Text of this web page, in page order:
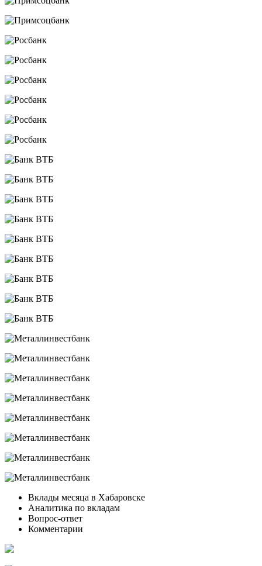
Вклады месяца в Хабаровске
Аналитика по вкладам
Вопрос-ответ
Комментарии